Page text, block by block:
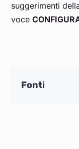
suggerimenti
voce
Fonti